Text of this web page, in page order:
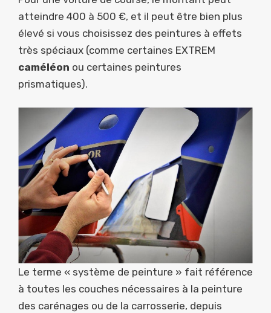
atteindre 400 à 500 €, et il peut être bien plus
élevé si vous choisissez des peintures à effets
très spéciaux (comme certaines EXTREM
caméléon ou certaines peintures
prismatiques).
Le terme « système de peinture » fait référence
à toutes les couches nécessaires à la peinture
des carénages ou de la carrosserie, depuis